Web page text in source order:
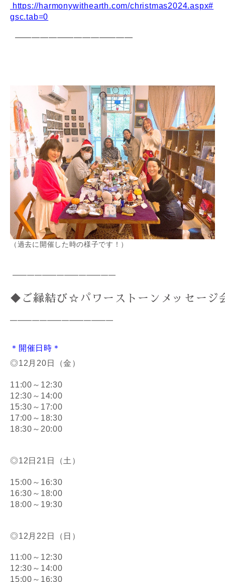
https://harmonywithearth.com/christmas2024.aspx#
gsc.tab=0
━━━━━━━━━━━━━━
（過去に開催した時の様子です！）
━━━━━━━━━━━━━━
◆ご縁結び☆パワーストーンメッセー
━━━━━━━━━━━━━━
＊開催日時＊
◎12月20日（金）
11:00～12:30
12:30～14:00
15:30～17:00
17:00～18:30
18:30～20:00
◎12日21日（土）
15:00～16:30
16:30～18:00
18:00～19:30
◎12月22日（日）
11:00～12:30
12:30～14:00
15:00～16:30